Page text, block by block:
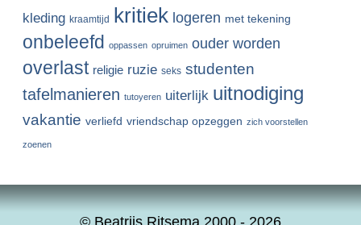
kleding kraamtijd kritiek logeren met tekening
onbeleefd oppassen opruimen ouder worden
overlast religie ruzie seks studenten
tafelmanieren tutoyeren uiterlijk uitnodiging
vakantie verliefd vriendschap opzeggen zich voorstellen
zoenen
© Beatrijs Ritsema 2000 - 2026